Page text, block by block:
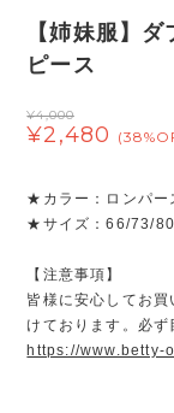
【姉妹服】
ピース
¥4,000
¥2,480
★カラー：ロンパー
★サイズ：66/73/
【注意事項】
皆様に安心してお
けております。必
https://www.betty-